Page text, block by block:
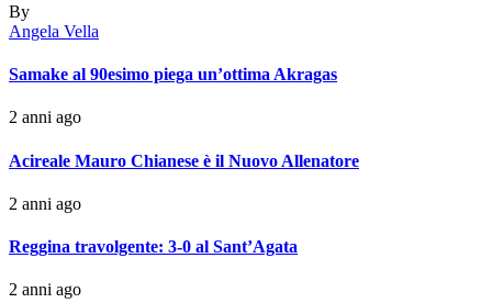
By
Angela Vella
Samake al 90esimo piega un’ottima Akragas
2 anni ago
Acireale Mauro Chianese è il Nuovo Allenatore
2 anni ago
Reggina travolgente: 3-0 al Sant’Agata
2 anni ago